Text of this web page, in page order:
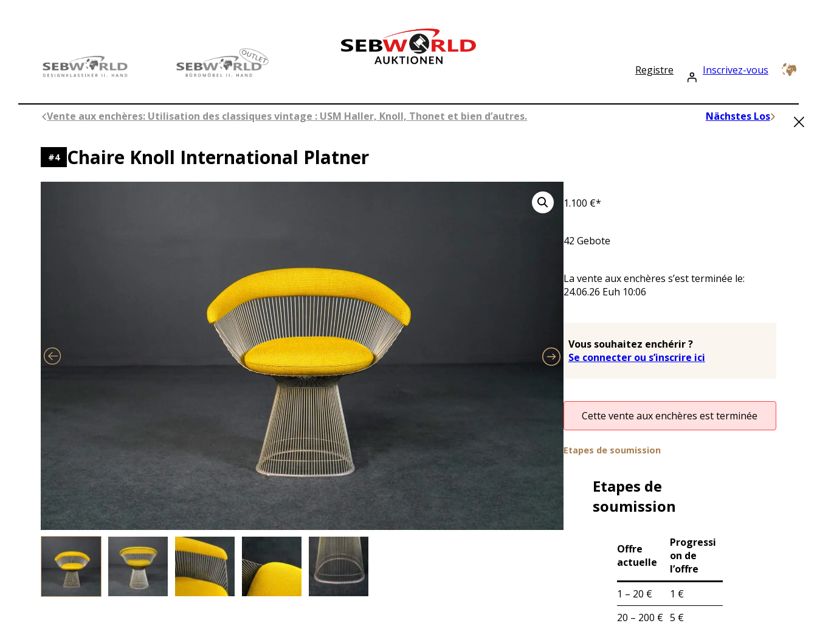
Registre Inscrivez-vous
Vente aux enchères: Utilisation des classiques vintage : USM Haller, Knoll, Thonet et bien d’autres. Nächstes Los
#4 Chaire Knoll International Platner
1.100 €*
42 Gebote
La vente aux enchères s’est terminée le:
24.06.26 Euh 10:06
Vous souhaitez enchérir ?
Se connecter ou s’inscrire ici
Cette vente aux enchères est terminée
Etapes de soumission
Etapes de
soumission
Offre
actuelle
Progressi
on de
l’offre
1 – 20 €
1 €
20 – 200 € 5 €
×